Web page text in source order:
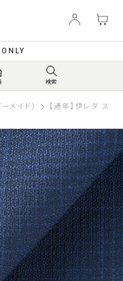
ONLY
メイド) 【通年】伊レダ ス